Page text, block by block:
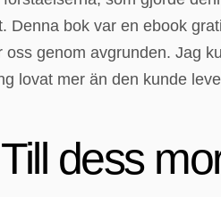
bok var en ebook
genom avgrunden. Jag
lovat mer än den kunde
dess